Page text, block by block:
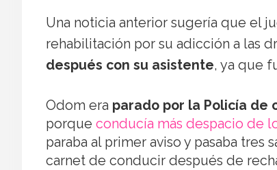
Una noticia anterior sugería que el
rehabilitación por su adicción a las
después con su asistente, ya que
Odom era parado por la Policía de
porque conducía más despacio de
paraba al primer aviso y pasaba tres
carnet de conducir después de